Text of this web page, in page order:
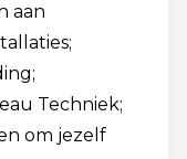
aan
Techniek;
om jezelf